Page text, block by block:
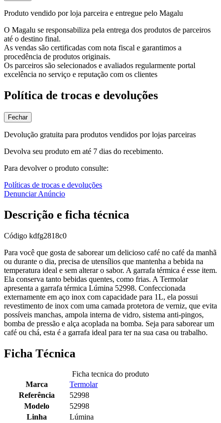
Produto vendido por loja parceira e entregue pelo Magalu
O Magalu se responsabiliza pela entrega dos produtos de parceiros
até o destino final.
As vendas são certificadas com nota fiscal e garantimos a
procedência de produtos originais.
Os parceiros são selecionados e avaliados regularmente portal
excelência no serviço e reputação com os clientes
Política de trocas e devoluções
Fechar
Devolução gratuita para produtos vendidos por lojas parceiras
Devolva seu produto em até 7 dias do recebimento.
Para devolver o produto consulte:
Políticas de trocas e devoluções
Denunciar Anúncio
Descrição e ficha técnica
Código kdfg2818c0
Para você que gosta de saborear um delicioso café no café da manhã
ou durante o dia, precisa de utensílios que mantenha a bebida na
temperatura ideal e sem alterar o sabor. A garrafa térmica é esse item.
Ela conserva tanto bebidas quentes, como frias. A Termolar
apresenta a garrafa térmica Lúmina 52998. Confeccionada
externamente em aço inox com capacidade para 1L, ela possui
revestimento de inox com uma camada protetora de verniz, que evita
possíveis manchas, ampola interna de vidro, sistema anti-pingos,
bomba de pressão e alça acoplada na bomba. Seja para saborear um
café ou chá, esta é a garrafa ideal para ter na sua casa ou trabalho.
Ficha Técnica
Ficha tecnica do produto
Marca
Termolar
Referência
52998
Modelo
52998
Linha
Lúmina